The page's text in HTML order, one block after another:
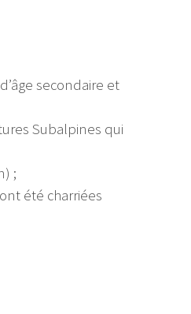
secondaire et
Subalpines qui
;
été charriées